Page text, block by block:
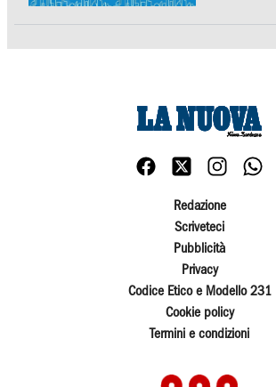
Redazione
Scriveteci
Pubblicità
Privacy
Codice Etico e Modello 231
Cookie policy
Termini e condizioni